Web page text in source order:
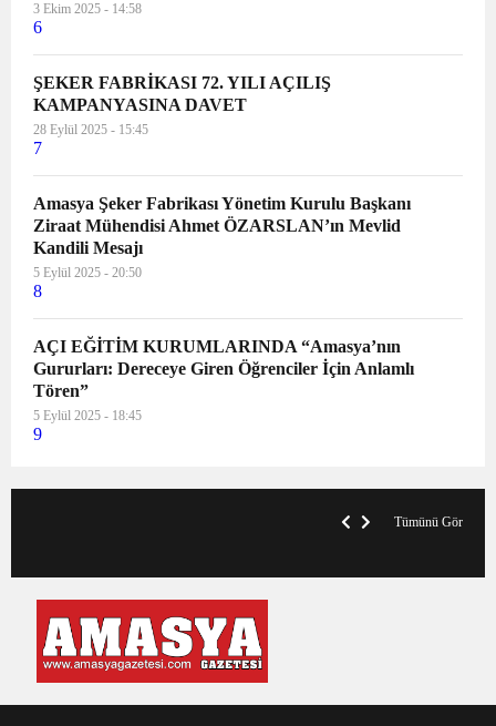
3 Ekim 2025 - 14:58
6
ŞEKER FABRİKASI 72. YILI AÇILIŞ
KAMPANYASINA DAVET
28 Eylül 2025 - 15:45
7
Amasya Şeker Fabrikası Yönetim Kurulu Başkanı
Ziraat Mühendisi Ahmet ÖZARSLAN’ın Mevlid
Kandili Mesajı
5 Eylül 2025 - 20:50
8
AÇI EĞİTİM KURUMLARINDA “Amasya’nın
Gururları: Dereceye Giren Öğrenciler İçin Anlamlı
Tören”
5 Eylül 2025 - 18:45
9
Tümünü Gör